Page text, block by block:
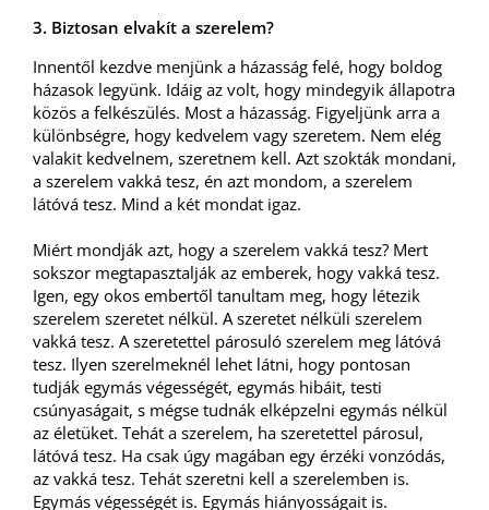
3. Biztosan elvakít a szerelem?
Innentől kezdve menjünk a házasság felé, hogy boldog
házasok legyünk. Idáig az volt, hogy mindegyik állapotra
közös a felkészülés. Most a házasság. Figyeljünk arra a
különbségre, hogy kedvelem vagy szeretem. Nem elég
valakit kedvelnem, szeretnem kell. Azt szokták mondani,
a szerelem vakká tesz, én azt mondom, a szerelem
látóvá tesz. Mind a két mondat igaz.
Miért mondják azt, hogy a szerelem vakká tesz? Mert
sokszor megtapasztalják az emberek, hogy vakká tesz.
Igen, egy okos embertől tanultam meg, hogy létezik
szerelem szeretet nélkül. A szeretet nélküli szerelem
vakká tesz. A szeretettel párosuló szerelem meg látóvá
tesz. Ilyen szerelmeknél lehet látni, hogy pontosan
tudják egymás végességét, egymás hibáit, testi
csúnyaságait, s mégse tudnák elképzelni egymás nélkül
az életüket. Tehát a szerelem, ha szeretettel párosul,
látóvá tesz. Ha csak úgy magában egy érzéki vonzódás,
az vakká tesz. Tehát szeretni kell a szerelemben is.
Egymás végességét is. Egymás hiányosságait is.